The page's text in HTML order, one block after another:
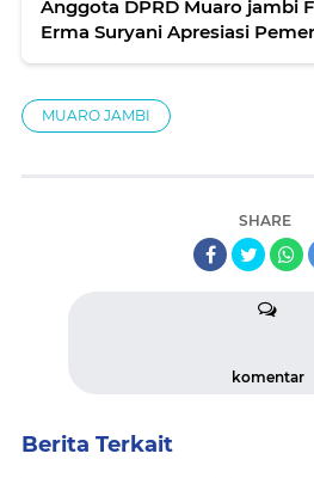
Anggota DPRD Muaro jambi
Erma Suryani Apresiasi
MUARO JAMBI
SHARE
komentar
Berita Terkait